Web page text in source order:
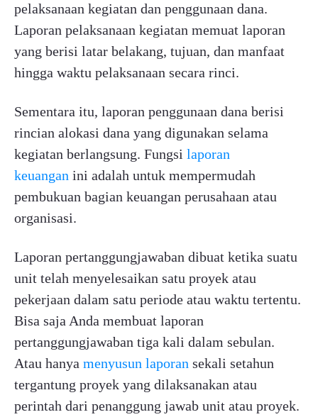
pelaksanaan kegiatan dan penggunaan dana.
Laporan pelaksanaan kegiatan memuat laporan
yang berisi latar belakang, tujuan, dan manfaat
hingga waktu pelaksanaan secara rinci.
Sementara itu, laporan penggunaan dana berisi
rincian alokasi dana yang digunakan selama
kegiatan berlangsung. Fungsi laporan
keuangan ini adalah untuk mempermudah
pembukuan bagian keuangan perusahaan atau
organisasi.
Laporan pertanggungjawaban dibuat ketika suatu
unit telah menyelesaikan satu proyek atau
pekerjaan dalam satu periode atau waktu tertentu.
Bisa saja Anda membuat laporan
pertanggungjawaban tiga kali dalam sebulan.
Atau hanya menyusun laporan sekali setahun
tergantung proyek yang dilaksanakan atau
perintah dari penanggung jawab unit atau proyek.